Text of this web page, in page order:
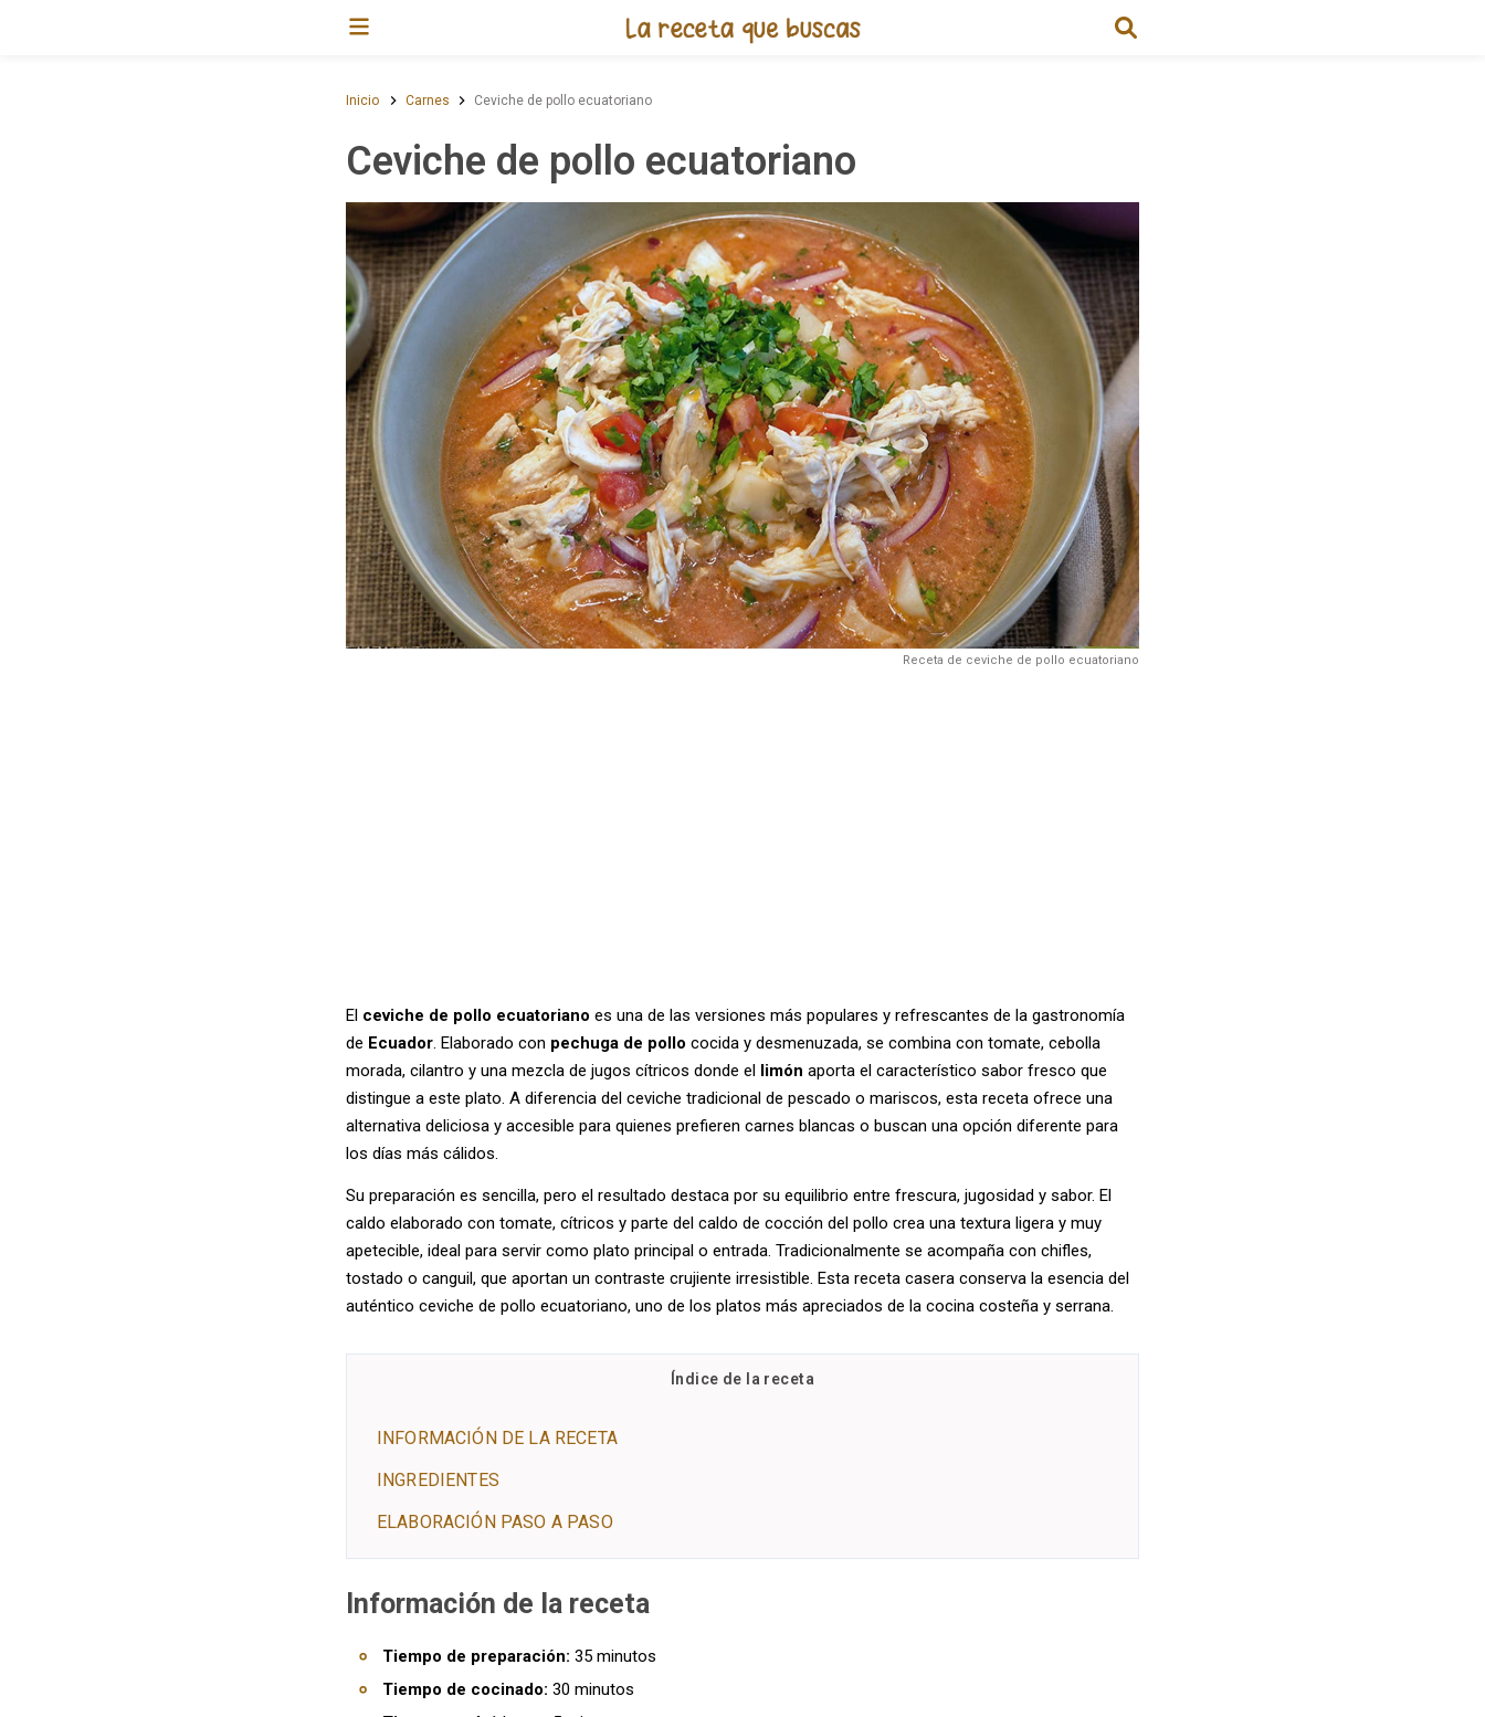
Inicio Carnes Ceviche de pollo ecuatoriano
Ceviche de pollo ecuatoriano
Receta de ceviche de pollo ecuatoriano
El ceviche de pollo ecuatoriano es una de las versiones más populares y refrescantes de la gastronomía
de Ecuador. Elaborado con pechuga de pollo cocida y desmenuzada, se combina con tomate, cebolla
morada, cilantro y una mezcla de jugos cítricos donde el
limón aporta el característico sabor fresco que
distingue a este plato. A diferencia del ceviche tradicional de pescado o mariscos, esta receta ofrece una
alternativa deliciosa y accesible para quienes prefieren carnes blancas o buscan una opción diferente para
los días más cálidos.
Su preparación es sencilla, pero el resultado destaca por su equilibrio entre frescura, jugosidad y sabor. El
caldo elaborado con tomate, cítricos y parte del caldo de cocción del pollo crea una textura ligera y muy
apetecible, ideal para servir como plato principal o entrada. Tradicionalmente se acompaña con chifles,
tostado o canguil, que aportan un contraste crujiente irresistible. Esta receta casera conserva la esencia del
auténtico ceviche de pollo ecuatoriano, uno de los platos más apreciados de la cocina costeña y serrana.
Índice de la receta
INFORMACIÓN DE LA RECETA
INGREDIENTES
ELABORACIÓN PASO A PASO
Información de la receta
Tiempo de preparación: 35 minutos
Tiempo de cocinado: 30 minutos